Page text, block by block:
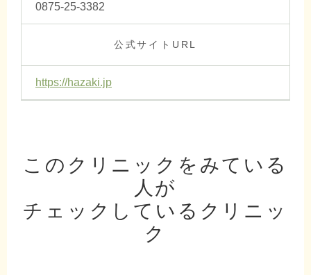
0875-25-3382
公式サイトURL
https://hazaki.jp
このクリニックをみている
人が
チェックしているクリニッ
ク